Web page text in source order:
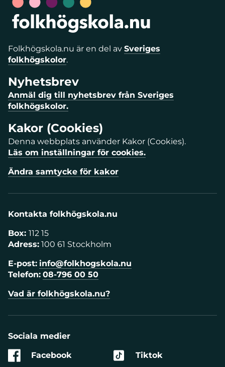
Folkhögskola.nu är en del av Sveriges
folkhögskolor.
Nyhetsbrev
Anmäl dig till nyhetsbrev från Sveriges
folkhögskolor.
Kakor (Cookies)
Denna webbplats använder Kakor (Cookies).
Läs om inställningar för cookies.
Ändra samtycke för kakor
Kontakta folkhögskola.nu
Box: 112 15
Adress: 100 61 Stockholm
E-post: info@folkhogskola.nu
Telefon: 08-796 00 50
Vad är folkhögskola.nu?
Sociala medier
Facebook
Tiktok